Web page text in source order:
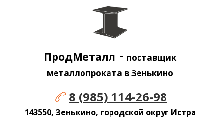
ПродМеталл - поставщик
металлопроката в Зенькино
8 (985) 114-26-98
143550, Зенькино, городской округ Истра